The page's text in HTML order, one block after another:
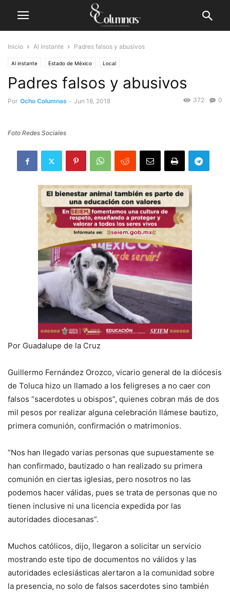
Inicio Al instante Padres falsos y abusivos
Al instante Estado de México Local
Padres falsos y abusivos
Por Ocho Columnas - Jun 18, 2018 0
372
Foto Redes Sociales
Por Guadalupe de la Cruz
Guillermo Fernández Orozco, vicario general de la diócesis
de Toluca hizo un llamado a los feligreses a no caer con
falsos “sacerdotes u obispos”, quienes cobran más de dos
mil pesos por realizar alguna celebración llámese bautizo,
primera comunión, confirmación o matrimonios.
“Nos han llegado varias personas que supuestamente se
han confirmado, bautizado o han realizado su primera
comunión en ciertas iglesias, pero nosotros no las
podemos hacer válidas, pues se trata de personas que no
tienen inclusive ni una licencia expedida por las
autoridades diocesanas”.
Muchos católicos, dijo, llegaron a solicitar un servicio
mostrando este tipo de documentos no válidos y las
autoridades eclesiásticas alertaron a la comunidad sobre
la presencia, no solo de falsos sacerdotes sino también